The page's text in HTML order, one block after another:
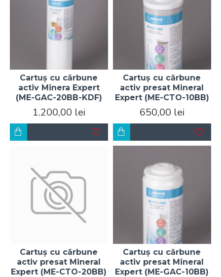
Cartuș cu cărbune
activ Minera Expert
(ME-GAC-20BB-KDF)
1.200,00 lei
Cartuș cu cărbune
activ presat Mineral
Expert (ME-CTO-10BB)
650,00 lei
Cartuș cu cărbune
activ presat Mineral
Expert (ME-CTO-20BB)
Cartuș cu cărbune
activ presat Mineral
Expert (ME-GAC-10BB)